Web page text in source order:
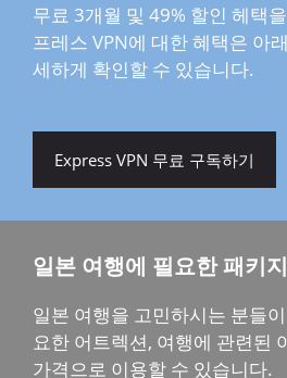
무료 3개월 및 49% 할인 헤택
프레스 VPN에 대한 혜택은 아
세하게 확인할 수 있습니다.
Express VPN 무료 구독하기
일본 여행에 필요한 패키
일본 여행을 고민하시는 분들
요한 어트렉션, 여행에 관련된
가격으로 이용할 수 있습니다.